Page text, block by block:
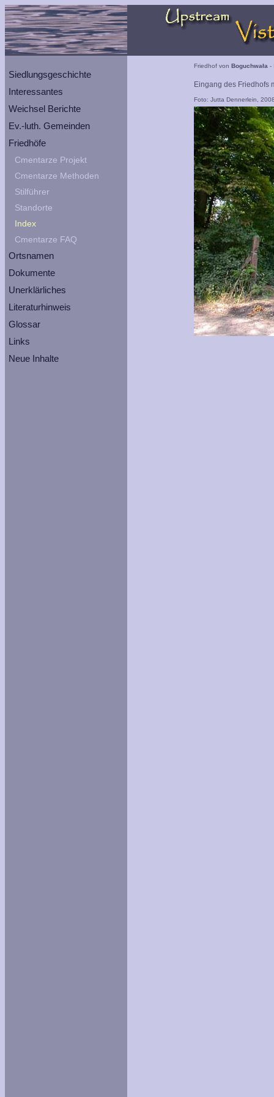
Siedlungsgeschichte
Interessantes
Weichsel Berichte
Ev.-luth. Gemeinden
Friedhöfe
Cmentarze Projekt
Cmentarze Methoden
Stilführer
Standorte
Index
Cmentarze FAQ
Ortsnamen
Dokumente
Unerklärliches
Literaturhinweis
Glossar
Links
Neue Inhalte
Friedhof von Boguchwała -
Eingang des Friedhofs
Foto: Jutta Dennerlein,